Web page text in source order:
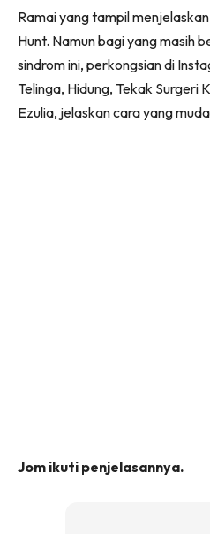
Ramai yang tampil
Hunt. Namun bagi yang masih
sindrom ini, perkongsian di
Telinga, Hidung, Tekak Surgeri
Ezulia, jelaskan cara yang
Jom ikuti penjelasannya.